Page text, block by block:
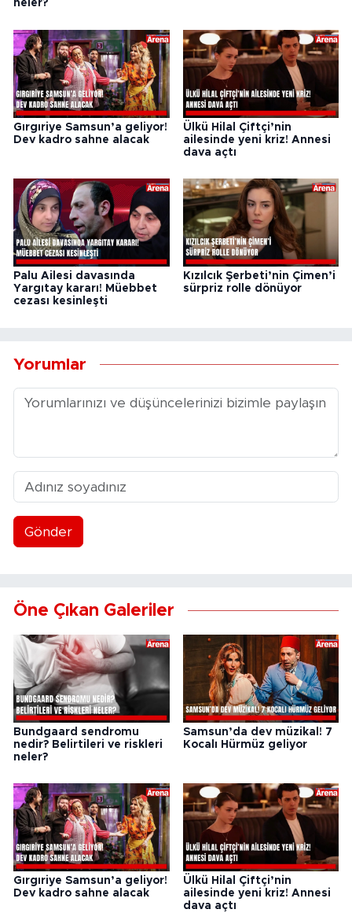
neler?
Gırgıriye Samsun’a geliyor!
Dev kadro sahne alacak
Ülkü Hilal Çiftçi’nin
ailesinde yeni kriz! Annesi
dava açtı
Palu Ailesi davasında
Yargıtay kararı! Müebbet
cezası kesinleşti
Kızılcık Şerbeti’nin Çimen’i
sürpriz rolle dönüyor
Yorumlar
Gönder
Öne Çıkan Galeriler
Bundgaard sendromu
nedir? Belirtileri ve riskleri
neler?
Samsun’da dev müzikal! 7
Kocalı Hürmüz geliyor
Gırgıriye Samsun’a geliyor!
Dev kadro sahne alacak
Ülkü Hilal Çiftçi’nin
ailesinde yeni kriz! Annesi
dava açtı